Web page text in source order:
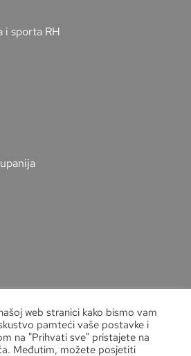
i sporta RH
web stranici kako bismo vam
pamteći vaše postavke i
na "Prihvati sve" pristajete na
Međutim, možete posjetiti